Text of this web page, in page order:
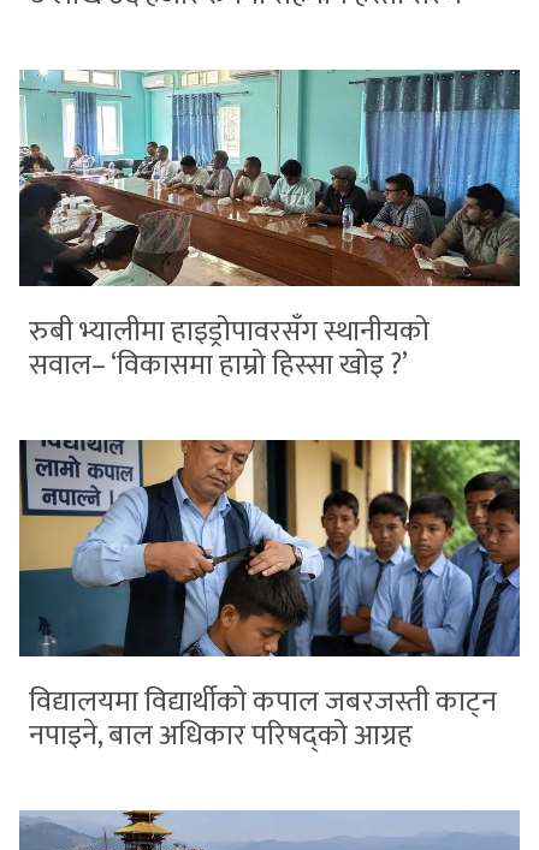
रुबी भ्यालीमा हाइड्रोपावरसँग स्थानीयको
सवाल– ‘विकासमा हाम्रो हिस्सा खोइ ?’
विद्यालयमा विद्यार्थीको कपाल जबरजस्ती काट्न
नपाइने, बाल अधिकार परिषद्को आग्रह